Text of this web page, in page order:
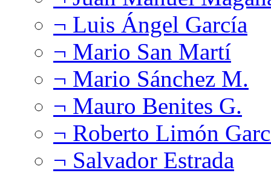
¬ Luis Ángel García
¬ Mario San Martí
¬ Mario Sánchez M.
¬ Mauro Benites G.
¬ Roberto Limón
¬ Salvador Estrada